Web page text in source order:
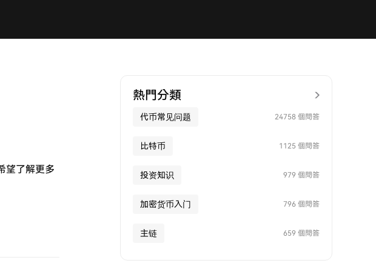
望了解更多
熱門分類
代币常见问题 24758 個問答
比特币 1125 個問答
投资知识 979 個問答
加密货币入门 796 個問答
主链 659 個問答